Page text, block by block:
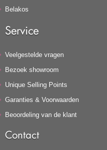
Belakos
Service
Veelgestelde vragen
Bezoek showroom
Unique Selling Points
Garanties & Voorwaarden
Beoordeling van de klant
Contact